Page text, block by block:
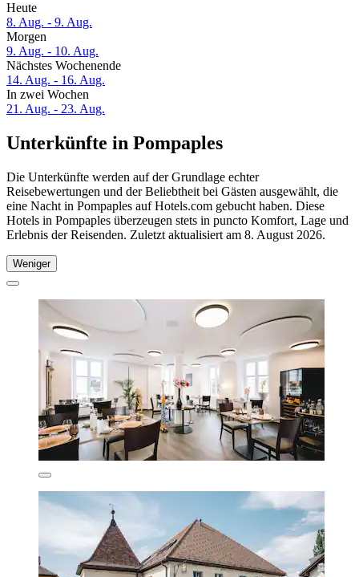
Heute
8. Aug. - 9. Aug.
Morgen
9. Aug. - 10. Aug.
Nächstes Wochenende
14. Aug. - 16. Aug.
In zwei Wochen
21. Aug. - 23. Aug.
Unterkünfte in Pompaples
Die Unterkünfte werden auf der Grundlage echter
Reisebewertungen und der Beliebtheit bei Gästen ausgewählt, die
eine Nacht in Pompaples auf Hotels.com gebucht haben. Diese
Hotels in Pompaples überzeugen stets in puncto Komfort, Lage und
Erlebnis der Reisenden. Zuletzt aktualisiert am 8. August 2026.
Weniger